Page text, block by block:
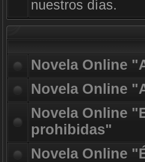
nuestros días.
Novela Online
Novela Online
Novela Online
prohibidas"
Novela Online